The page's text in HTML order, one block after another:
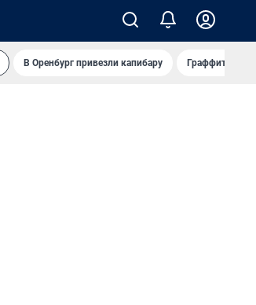
В Оренбург привезли капибару Граффити и